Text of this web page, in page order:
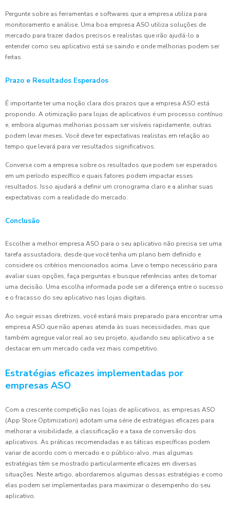
Pergunte sobre as ferramentas e softwares que a empresa utiliza para
monitoramento e análise. Uma boa empresa ASO utiliza soluções de
mercado para trazer dados precisos e realistas que irão ajudá-lo a
entender como seu aplicativo está se saindo e onde melhorias podem ser
feitas.
Prazo e Resultados Esperados
É importante ter uma noção clara dos prazos que a empresa ASO está
propondo. A otimização para lojas de aplicativos é um processo contínuo
e, embora algumas melhorias possam ser visíveis rapidamente, outras
podem levar meses. Você deve ter expectativas realistas em relação ao
tempo que levará para ver resultados significativos.
Converse com a empresa sobre os resultados que podem ser esperados
em um período específico e quais fatores podem impactar esses
resultados. Isso ajudará a definir um cronograma claro e a alinhar suas
expectativas com a realidade do mercado.
Conclusão
Escolher a melhor empresa ASO para o seu aplicativo não precisa ser uma
tarefa assustadora, desde que você tenha um plano bem definido e
considere os critérios mencionados acima. Leve o tempo necessário para
avaliar suas opções, faça perguntas e busque referências antes de tomar
uma decisão. Uma escolha informada pode ser a diferença entre o sucesso
e o fracasso do seu aplicativo nas lojas digitais.
Ao seguir essas diretrizes, você estará mais preparado para encontrar uma
empresa ASO que não apenas atenda às suas necessidades, mas que
também agregue valor real ao seu projeto, ajudando seu aplicativo a se
destacar em um mercado cada vez mais competitivo.
Estratégias eficazes implementadas por
empresas ASO
Com a crescente competição nas lojas de aplicativos, as empresas ASO
(App Store Optimization) adotam uma série de estratégias eficazes para
melhorar a visibilidade, a classificação e a taxa de conversão dos
aplicativos. As práticas recomendadas e as táticas específicas podem
variar de acordo com o mercado e o público-alvo, mas algumas
estratégias têm se mostrado particularmente eficazes em diversas
situações. Neste artigo, abordaremos algumas dessas estratégias e como
elas podem ser implementadas para maximizar o desempenho do seu
aplicativo.